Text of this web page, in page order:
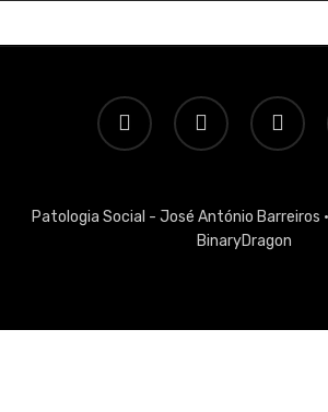
twitter facebook linkedin
Patologia Social - José António Barreiros ·
BinaryDragon